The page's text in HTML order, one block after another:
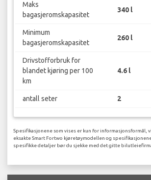
Maks
bagasjeromskapasitet
340 l
Minimum
bagasjeromskapasitet
260 l
Drivstofforbruk for
blandet kjøring per 100
km
4.6 l
antall seter 2
Spesifikasjonene som vises er kun for informasjonsformål,
eksakte Smart Fortwo kjøretøymodellen og
spesifikke detaljer bør du sjekke med det gitte